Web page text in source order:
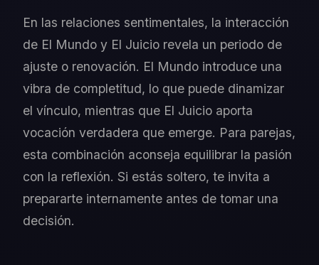
En las relaciones sentimentales, la interacción
de El Mundo y El Juicio revela un periodo de
ajuste o renovación. El Mundo introduce una
vibra de completitud, lo que puede dinamizar
el vínculo, mientras que El Juicio aporta
vocación verdadera que emerge. Para parejas,
esta combinación aconseja equilibrar la pasión
con la reflexión. Si estás soltero, te invita a
prepararte internamente antes de tomar una
decisión.